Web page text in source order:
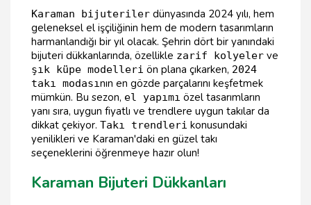
Karaman bijuteriler dünyasında 2024 yılı, hem
geleneksel el işçiliğinin hem de modern tasarımların
harmanlandığı bir yıl olacak. Şehrin dört bir yanındaki
bijuteri dükkanlarında, özellikle zarif kolyeler ve
şık küpe modelleri ön plana çıkarken, 2024
takı modasının en gözde parçalarını keşfetmek
mümkün. Bu sezon, el yapımı özel tasarımların
yanı sıra, uygun fiyatlı ve trendlere uygun takılar da
dikkat çekiyor. Takı trendleri konusundaki
yenilikleri ve Karaman'daki en güzel takı
seçeneklerini öğrenmeye hazır olun!
Karaman Bijuteri Dükkanları